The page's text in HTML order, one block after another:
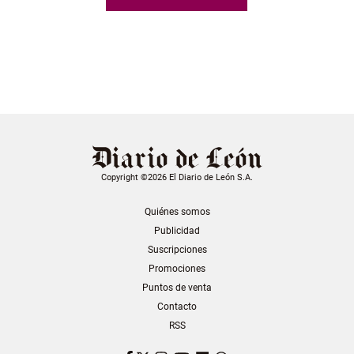
Copyright ©2026 El Diario de León S.A.
Quiénes somos
Publicidad
Suscripciones
Promociones
Puntos de venta
Contacto
RSS